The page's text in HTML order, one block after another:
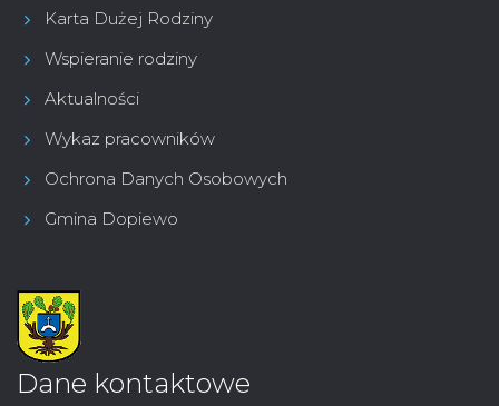
Karta Dużej Rodziny
Wspieranie rodziny
Aktualności
Wykaz pracowników
Ochrona Danych Osobowych
Gmina Dopiewo
Dane kontaktowe